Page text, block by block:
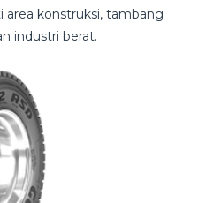
konstruksi, tambang
industri berat.